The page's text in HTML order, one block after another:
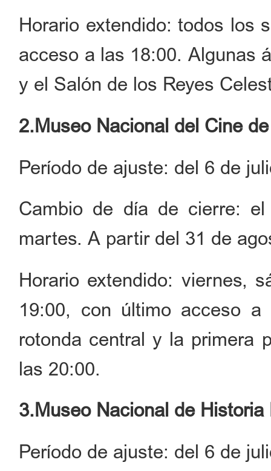
Horario extendido: todos los
acceso a las 18:00. Algunas
y el Salón de los Reyes
2.Museo Nacional del Cine
Período de ajuste: del 6 de
Cambio de día de cierre:
martes. A partir del 31 de
Horario extendido: viernes,
19:00, con último acceso
rotonda central y la primera
las 20:00.
3.Museo Nacional de Historia
Período de ajuste: del 6 de